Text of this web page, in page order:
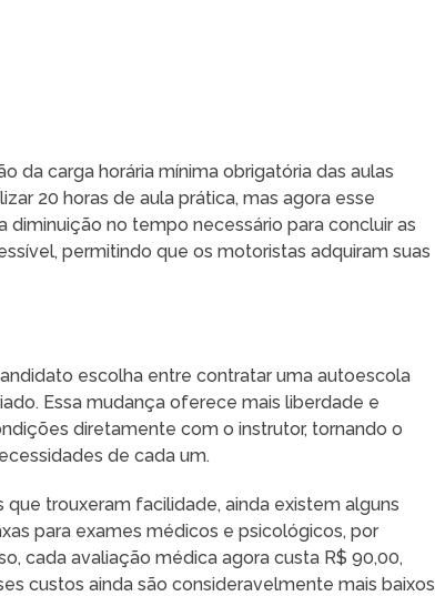
da carga horária mínima obrigatória das aulas
20 horas de aula prática, mas agora esse
diminuição no tempo necessário para concluir as
permitindo que os motoristas adquiram suas
escolha entre contratar uma autoescola
Essa mudança oferece mais liberdade e
diretamente com o instrutor, tornando o
de cada um.
trouxeram facilidade, ainda existem alguns
para exames médicos e psicológicos, por
cada avaliação médica agora custa R$ 90,00,
custos ainda são consideravelmente mais baixos